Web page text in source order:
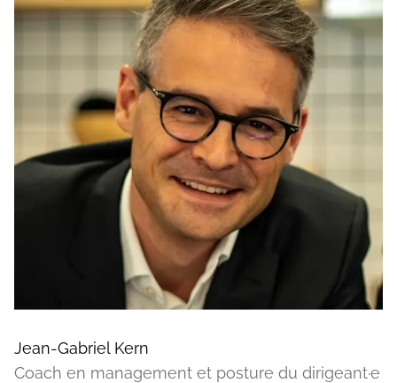
Jean-Gabriel Kern
Coach en management et posture du dirigeant·e